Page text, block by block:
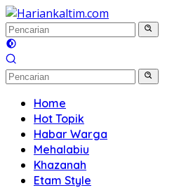
Langsung
ke
konten
Home
Hot Topik
Habar Warga
Mehalabiu
Khazanah
Etam Style